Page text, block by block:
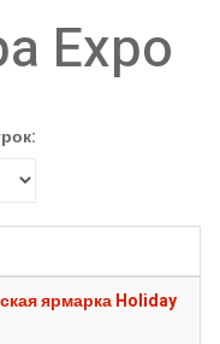
Expo
ярмарка Holiday